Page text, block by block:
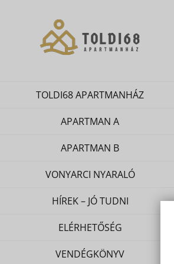
TOLDI68 APARTMANHÁZ
APARTMAN A
APARTMAN B
VONYARCI NYARALÓ
HÍREK – JÓ TUDNI
ELÉRHETŐSÉG
VENDÉGKÖNYV